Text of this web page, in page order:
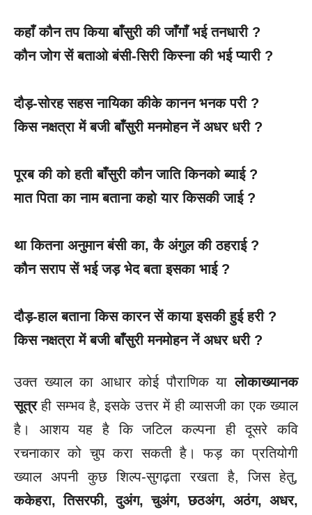
कहाँ कौन तप किया बाँसुरी की जाँगाँ भई तनधारी ?
कौन जोग सें बताओ बंसी-सिरी किस्ना की भई प्यारी ?
दौड़-सोरह सहस नायिका कीके कानन भनक परी ?
किस नक्षत्रा में बजी बाँसुरी मनमोहन नें अधर धरी ?
पूरब की को हती बाँसुरी कौन जाति किनको ब्याई ?
मात पिता का नाम बताना कहो यार किसकी जाई ?
था कितना अनुमान बंसी का, कै अंगुल की ठहराई ?
कौन सराप सें भई जड़ भेद बता इसका भाई ?
दौड़-हाल बताना किस कारन सें काया इसकी हुई हरी ?
किस नक्षत्रा में बजी बाँसुरी मनमोहन नें अधर धरी ?
उक्त ख्याल का आधार कोई पौराणिक यालोकाख्यानक
सूत्रही सम्भव है, इसके उत्तर में ही व्यासजी का एक ख्याल
है। आशय यह है कि जटिल कल्पना ही दूसरे कवि
रचनाकार को चुप करा सकती है। फड़ का प्रतियोगी
ख्याल अपनी कुछ शिल्प-सुगढ़ता रखता है, जिस हेतु,
ककेहरा, तिसरफी, दुअंग, चुअंग, छठअंग, अठंग, अधर,